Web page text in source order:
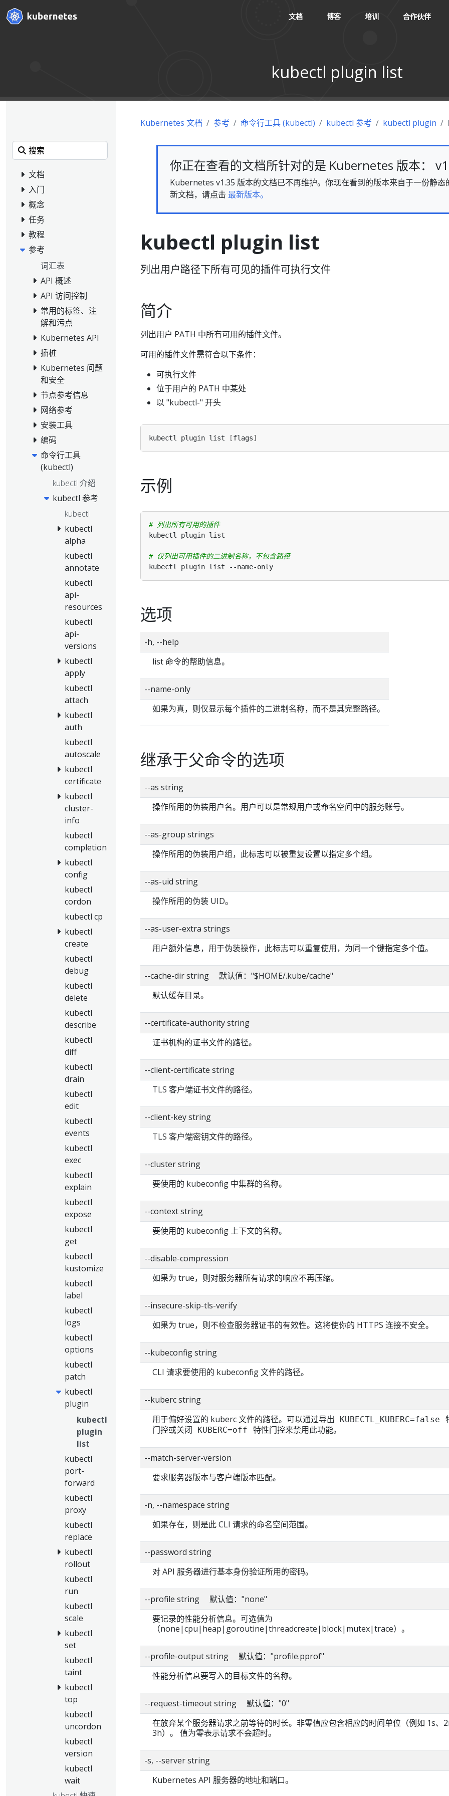
文档 博客 培训 合作伙伴
kubectl plugin list
文档
入门
概念
任务
教程
参考
词汇表
API 概述
API 访问控制
常用的标签、注
解和污点
Kubernetes API
插桩
Kubernetes 问题
和安全
节点参考信息
网络参考
安装工具
编码
命令行工具
(kubectl)
kubectl 介绍
kubectl 参考
kubectl
kubectl
alpha
kubectl
annotate
kubectl
api-
resources
kubectl
api-
versions
kubectl
apply
kubectl
attach
kubectl
auth
kubectl
autoscale
kubectl
certificate
kubectl
cluster-
info
kubectl
completion
kubectl
config
kubectl
cordon
kubectl cp
kubectl
create
kubectl
debug
kubectl
delete
kubectl
describe
kubectl
diff
kubectl
drain
kubectl
edit
kubectl
events
kubectl
exec
kubectl
explain
kubectl
expose
kubectl
get
kubectl
kustomize
kubectl
label
kubectl
logs
kubectl
options
kubectl
patch
kubectl
plugin
kubectl
plugin
list
kubectl
port-
forward
kubectl
proxy
kubectl
replace
kubectl
rollout
kubectl
run
kubectl
scale
kubectl
set
kubectl
taint
kubectl
top
kubectl
uncordon
kubectl
version
kubectl
wait
Kubernetes 文档 参考 命令行工具 (kubectl) kubectl 参考 kubectl plugin
你正在查看的文档所针对的是 Kubernetes 版本：
Kubernetes v1.35 版本的文档已不再维护。你现在看到的版本来自于一份静态
新文档，请点击 最新版本。
kubectl plugin list
列出用户路径下所有可见的插件可执行文件
简介
列出用户 PATH 中所有可用的插件文件。
可用的插件文件需符合以下条件：
可执行文件
位于用户的 PATH 中某处
以 "kubectl-" 开头
kubectl plugin list [flags]
示例
# 列出所有可用的插件
# 仅列出可用插件的二进制名称，不包含路径
选项
-h, --help
list 命令的帮助信息。
--name-only
如果为真，则仅显示每个插件的二进制名称，而不是其完整路径。
继承于父命令的选项
--as string
操作所用的伪装用户名。用户可以是常规用户或命名空间中的服务账号。
--as-group strings
操作所用的伪装用户组，此标志可以被重复设置以指定多个组。
--as-uid string
操作所用的伪装 UID。
--as-user-extra strings
用户额外信息，用于伪装操作，此标志可以重复使用，为同一个键指定多个值。
--cache-dir string 默认值："$HOME/.kube/cache"
默认缓存目录。
--certificate-authority string
证书机构的证书文件的路径。
--client-certificate string
TLS 客户端证书文件的路径。
--client-key string
TLS 客户端密钥文件的路径。
--cluster string
要使用的 kubeconfig 中集群的名称。
--context string
要使用的 kubeconfig 上下文的名称。
--disable-compression
如果为 true，则对服务器所有请求的响应不再压缩。
--insecure-skip-tls-verify
如果为 true，则不检查服务器证书的有效性。这将使你的 HTTPS 连接不安全。
--kubeconfig string
CLI 请求要使用的 kubeconfig 文件的路径。
--kuberc string
用于偏好设置的 kuberc 文件的路径。可以通过导出
KUBECTL_KUBERC=false
门控或关闭
KUBERC=off 特性门控来禁用此功能。
--match-server-version
要求服务器版本与客户端版本匹配。
-n, --namespace string
如果存在，则是此 CLI 请求的命名空间范围。
--password string
对 API 服务器进行基本身份验证所用的密码。
--profile string 默认值："none"
要记录的性能分析信息。可选值为
（none|cpu|heap|goroutine|threadcreate|block|mutex|trace）。
--profile-output string 默认值："profile.pprof"
性能分析信息要写入的目标文件的名称。
--request-timeout string 默认值："0"
在放弃某个服务器请求之前等待的时长。非零值应包含相应的时间单位（例如 1s、
3h）。 值为零表示请求不会超时。
-s, --server string
Kubernetes API 服务器的地址和端口。